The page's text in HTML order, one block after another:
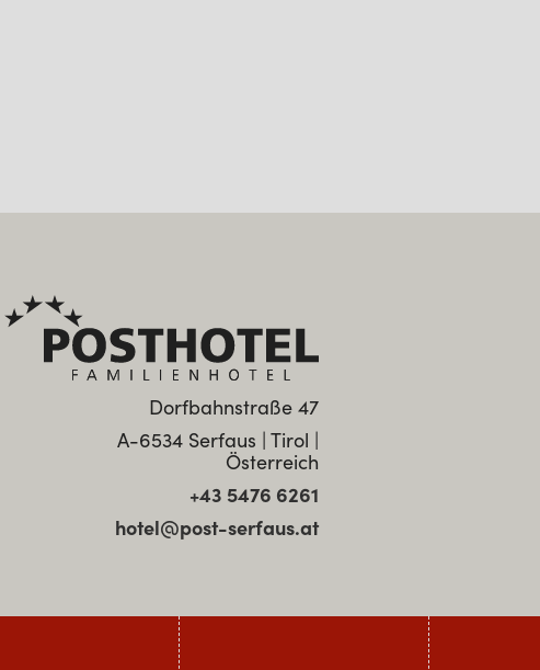
Dorfbahnstraße 47
A-6534 Serfaus | Tirol |
Österreich
+43 5476 6261
hotel@post-serfaus.at